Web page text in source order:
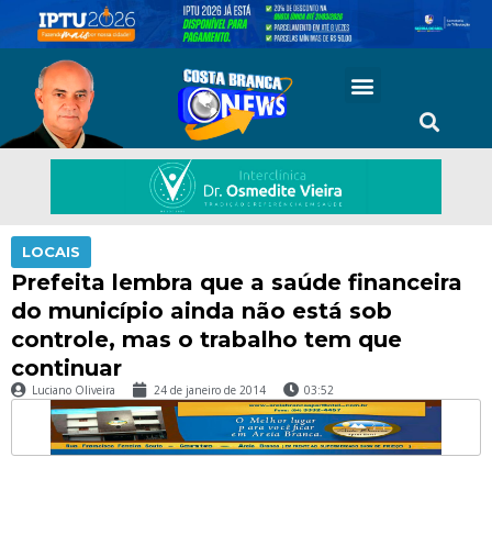
LOCAIS
Prefeita lembra que a saúde financeira
do município ainda não está sob
controle, mas o trabalho tem que
continuar
Luciano Oliveira 24 de janeiro de 2014 03:52